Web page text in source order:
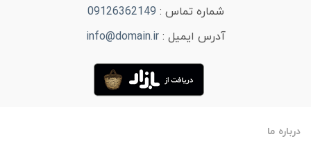
شماره تماس : 09126362149
آدرس ایمیل :info@domain.ir
درباره ما